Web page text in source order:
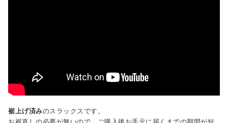
裾上げ済みのスラックスです。
お裾直しの必要が無いので、ご購入後お手元に届くまでの期間が短